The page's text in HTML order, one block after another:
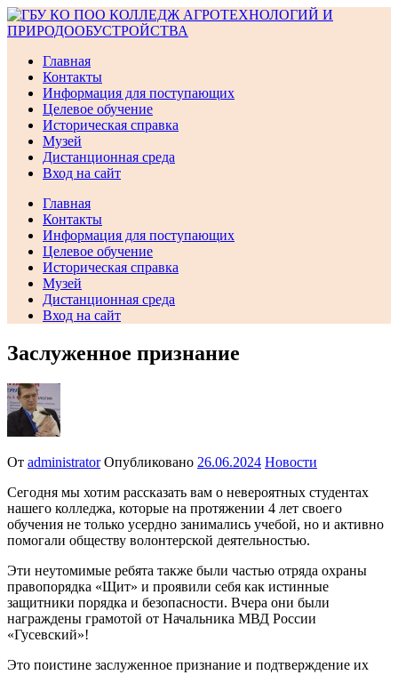
Перейти
к
Главная
Контакты
Информация для поступающих
Целевое обучение
Историческая справка
Музей
Дистанционная среда
Вход на сайт
Главная
Контакты
Информация для поступающих
Целевое обучение
Историческая справка
Музей
Дистанционная среда
Вход на сайт
Заслуженное признание
От administrator Опубликовано 26.06.2024 Новости
Сегодня мы хотим рассказать вам о невероятных студентах
нашего колледжа, которые на протяжении 4 лет своего
обучения не только усердно занимались учебой, но и активно
помогали обществу волонтерской деятельностью.
Эти неутомимые ребята также были частью отряда охраны
правопорядка «Щит» и проявили себя как истинные
защитники порядка и безопасности. Вчера они были
награждены грамотой от Начальника МВД России
«Гусевский»!
Это поистине заслуженное признание и подтверждение их